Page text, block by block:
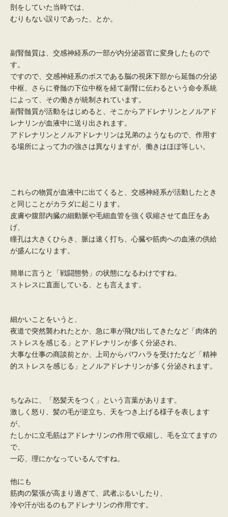
剖をしていた当時では、
むりもない誤りであった、とか。
副腎髄質は、交感神経系の一部が内分泌器官に変身したもので
す。
ですので、交感神経系のボスである脳の視床下部から延髄の分泌
中枢、さらに脊髄の下位中枢を経て副腎に伝わるという命令系統
によって、その働きが統制されています。
副腎髄質が活動をはじめると、そこからアドレナリンとノルアド
レナリンが血液中に送り出されます。
アドレナリンとノルアドレナリンは兄弟のようなもので、作用す
る場所によって力の強さは異なりますが、働きはほぼ等しい。
これらの物質が血液中に出てくると、交感神経系が活動したとき
と同じことがカラダに起こります。
皮膚や腹部内臓の細動脈や毛細血管を強く収縮させて血圧をあ
げ、
瞳孔は大きくひらき、脈は速く打ち、心臓や筋肉への血液の供給
が盛んになります。
簡単に言うと「戦闘態勢」の状態になるわけですね。
ストレスに直面している、とも言えます。
細かいことをいうと、
夜道で突然襲われたとか、急に車が飛び出してきたなど「肉体的
ストレスを感じる」とアドレナリンが多く分泌され、
大事な仕事の商談前とか、上司からパワハラを受けたなど「精神
的ストレスを感じる」とノルアドレナリンが多く分泌されます。
ちなみに、「怒髪天をつく」という言葉があります。
激しく怒り、髪の毛が逆立ち、天をつき上げる様子を表します
が、
たしかに立毛筋はアドレナリンの作用で収縮し、毛を立てますの
で、
一応、理にかなっているんですね。
他にも
筋肉の緊張が高まり過ぎて、武者ぶるいしたり、
冷や汗が出るのもアドレナリンの作用です。